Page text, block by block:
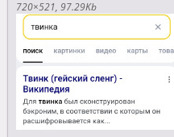
720×521 97.29Kb